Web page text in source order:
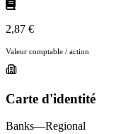
2,87 €
Valeur comptable / action
Carte d'identité
Banks—Regional